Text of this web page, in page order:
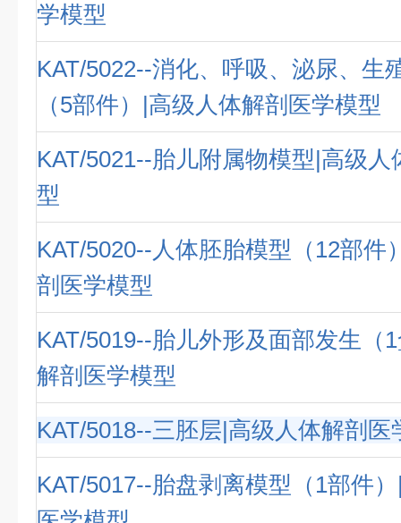
学模型
KAT/5022--消化、呼吸、泌尿、生
（5部件）|高级人体解剖医学模型
KAT/5021--胎儿附属物模型|高级人
型
KAT/5020--人体胚胎模型（12部件
剖医学模型
KAT/5019--胎儿外形及面部发生（
解剖医学模型
KAT/5018--三胚层|高级人体解剖医
KAT/5017--胎盘剥离模型（1部件